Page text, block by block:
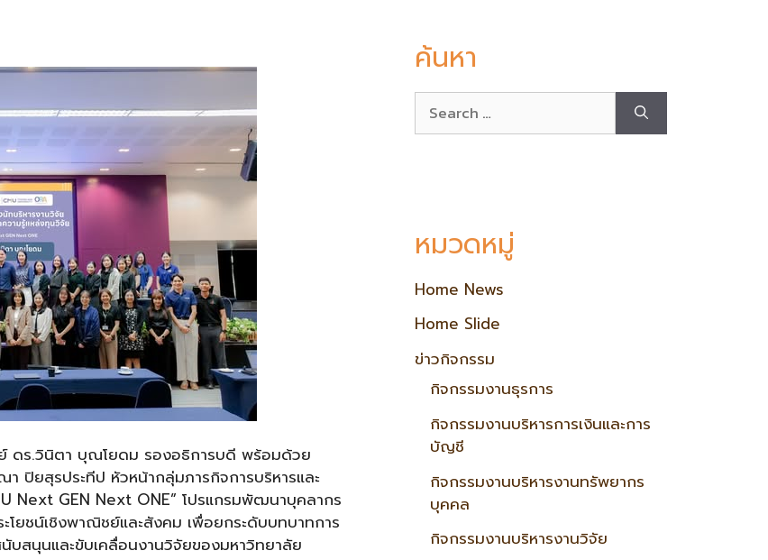
ดร.วินิตา บุณโยดม รองอธิการบดี พร้อมด้วย
ปิยสุรประทีป หัวหน้ากลุ่มภารกิจการบริหารและ
Next GEN Next ONE” โปรแกรมพัฒนาบุคลากร
โยชน์เชิงพาณิชย์และสังคม เพื่อยกระดับบทบาทการ
บสนุนและขับเคลื่อนงานวิจัยของมหาวิทยาลัย
ค้นหา
หมวดหมู่
Home News
Home Slide
ข่าวกิจกรรม
กิจกรรมงานธุรการ
กิจกรรมงานบริหารการเงินและการ
บัญชี
กิจกรรมงานบริหารงานทรัพยากร
บุคคล
กิจกรรมงานบริหารงานวิจัย